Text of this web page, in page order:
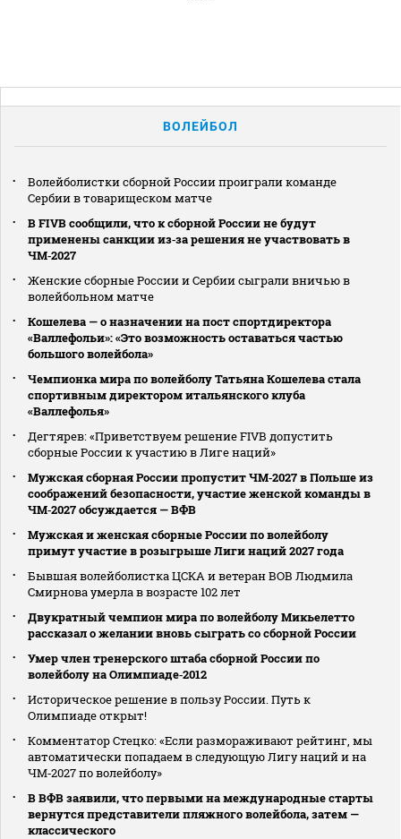
ВОЛЕЙБОЛ
Волейболистки сборной России проиграли команде
Сербии в товарищеском матче
В FIVB сообщили, что к сборной России не будут
применены санкции из‑за решения не участвовать в
ЧМ‑2027
Женские сборные России и Сербии сыграли вничью в
волейбольном матче
Кошелева — о назначении на пост спортдиректора
«Валлефольи»: «Это возможность оставаться частью
большого волейбола»
Чемпионка мира по волейболу Татьяна Кошелева стала
спортивным директором итальянского клуба
«Валлефолья»
Дегтярев: «Приветствуем решение FIVB допустить
сборные России к участию в Лиге наций»
Мужская сборная России пропустит ЧМ‑2027 в Польше из
соображений безопасности, участие женской команды в
ЧМ‑2027 обсуждается — ВФВ
Мужская и женская сборные России по волейболу
примут участие в розыгрыше Лиги наций 2027 года
Бывшая волейболистка ЦСКА и ветеран ВОВ Людмила
Смирнова умерла в возрасте 102 лет
Двукратный чемпион мира по волейболу Микьелетто
рассказал о желании вновь сыграть со сборной России
Умер член тренерского штаба сборной России по
волейболу на Олимпиаде‑2012
Историческое решение в пользу России. Путь к
Олимпиаде открыт!
Комментатор Стецко: «Если размораживают рейтинг, мы
автоматически попадаем в следующую Лигу наций и на
ЧМ‑2027 по волейболу»
В ВФВ заявили, что первыми на международные старты
вернутся представители пляжного волейбола, затем —
классического